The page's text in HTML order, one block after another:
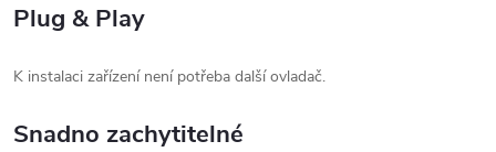
Plug & Play
K instalaci zařízení není potřeba další ovladač.
Snadno zachytitelné